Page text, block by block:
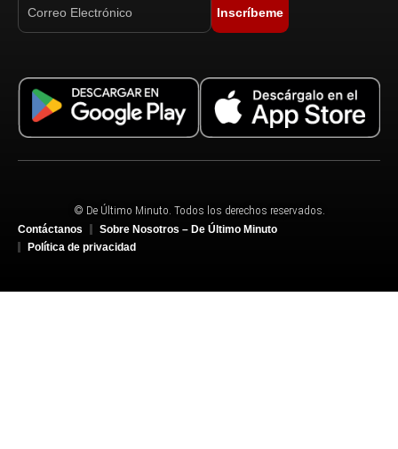
Inscríbeme
© De Último Minuto. Todos los derechos reservados.
Contáctanos
Sobre Nosotros – De Último Minuto
Política de privacidad